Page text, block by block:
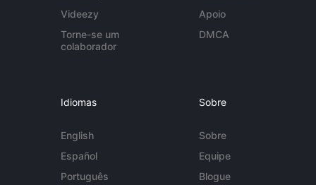
Videezy
Torne-se um
colaborador
Apoio
DMCA
Idiomas
English
Español
Português
Sobre
Sobre
Equipe
Blogue